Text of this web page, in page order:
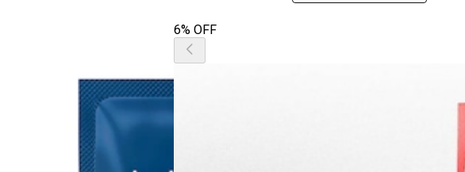
6% OFF